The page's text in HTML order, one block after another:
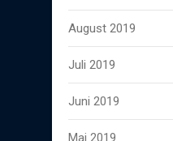
August 2019
Juli 2019
Juni 2019
Mai 2019